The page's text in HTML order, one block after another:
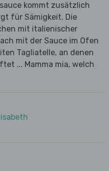
kommt zusätzlich
für Sämigkeit. Die
mit italienischer
mit der Sauce im Ofen
Tagliatelle, an denen
... Mamma mia, welch